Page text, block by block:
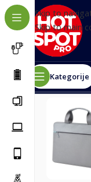
Skip to
Skip to main
Kategorije
Почетна/